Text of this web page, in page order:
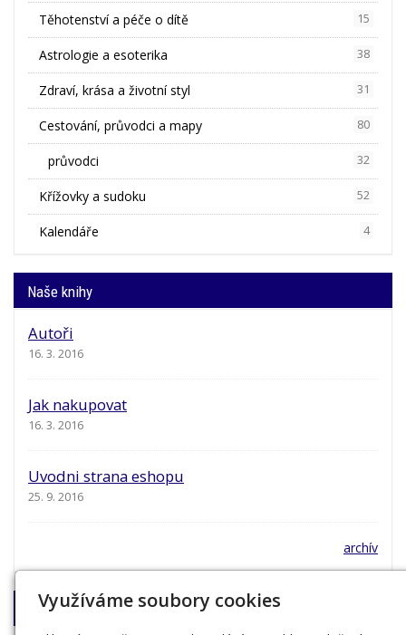
Těhotenství a péče o dítě 15
Astrologie a esoterika 38
Zdraví, krása a životní styl 31
Cestování, průvodci a mapy 80
průvodci 32
Křížovky a sudoku 52
Kalendáře 4
Naše knihy
Autoři
16. 3. 2016
Jak nakupovat
16. 3. 2016
Uvodni strana eshopu
25. 9. 2016
archív
Napište nám!
Využíváme soubory cookies